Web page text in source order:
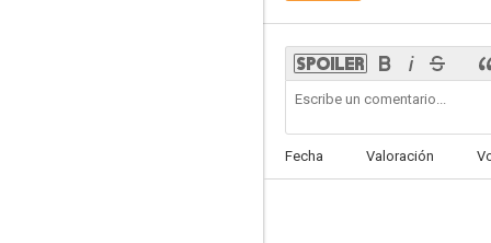
Otro país
5.7
Fecha Valoración